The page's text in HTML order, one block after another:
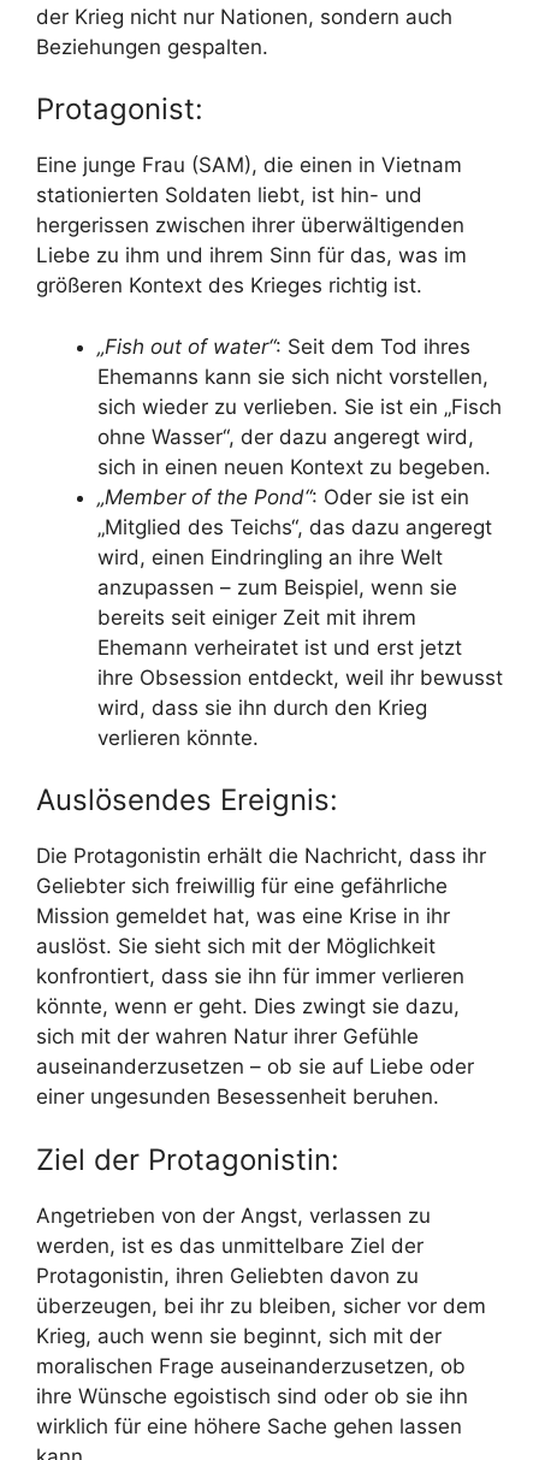
der Krieg nicht nur Nationen, sondern auch
Beziehungen gespalten.
Protagonist:
Eine junge Frau (SAM), die einen in Vietnam
stationierten Soldaten liebt, ist hin- und
hergerissen zwischen ihrer überwältigenden
Liebe zu ihm und ihrem Sinn für das, was im
größeren Kontext des Krieges richtig ist.
„Fish out of water“: Seit dem Tod ihres
Ehemanns kann sie sich nicht vorstellen,
sich wieder zu verlieben. Sie ist ein „Fisch
ohne Wasser“, der dazu angeregt wird,
sich in einen neuen Kontext zu begeben.
„Member of the Pond“: Oder sie ist ein
„Mitglied des Teichs“, das dazu angeregt
wird, einen Eindringling an ihre Welt
anzupassen – zum Beispiel, wenn sie
bereits seit einiger Zeit mit ihrem
Ehemann verheiratet ist und erst jetzt
ihre Obsession entdeckt, weil ihr bewusst
wird, dass sie ihn durch den Krieg
verlieren könnte.
Auslösendes Ereignis:
Die Protagonistin erhält die Nachricht, dass ihr
Geliebter sich freiwillig für eine gefährliche
Mission gemeldet hat, was eine Krise in ihr
auslöst. Sie sieht sich mit der Möglichkeit
konfrontiert, dass sie ihn für immer verlieren
könnte, wenn er geht. Dies zwingt sie dazu,
sich mit der wahren Natur ihrer Gefühle
auseinanderzusetzen – ob sie auf Liebe oder
einer ungesunden Besessenheit beruhen.
Ziel der Protagonistin:
Angetrieben von der Angst, verlassen zu
werden, ist es das unmittelbare Ziel der
Protagonistin, ihren Geliebten davon zu
überzeugen, bei ihr zu bleiben, sicher vor dem
Krieg, auch wenn sie beginnt, sich mit der
moralischen Frage auseinanderzusetzen, ob
ihre Wünsche egoistisch sind oder ob sie ihn
wirklich für eine höhere Sache gehen lassen